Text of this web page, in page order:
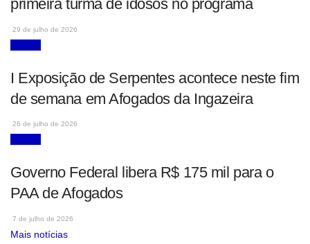
primeira turma de idosos no programa
29 de julho de 2026
I Exposição de Serpentes acontece neste fim
de semana em Afogados da Ingazeira
26 de julho de 2026
Governo Federal libera R$ 175 mil para o
PAA de Afogados
7 de julho de 2026
Mais notícias